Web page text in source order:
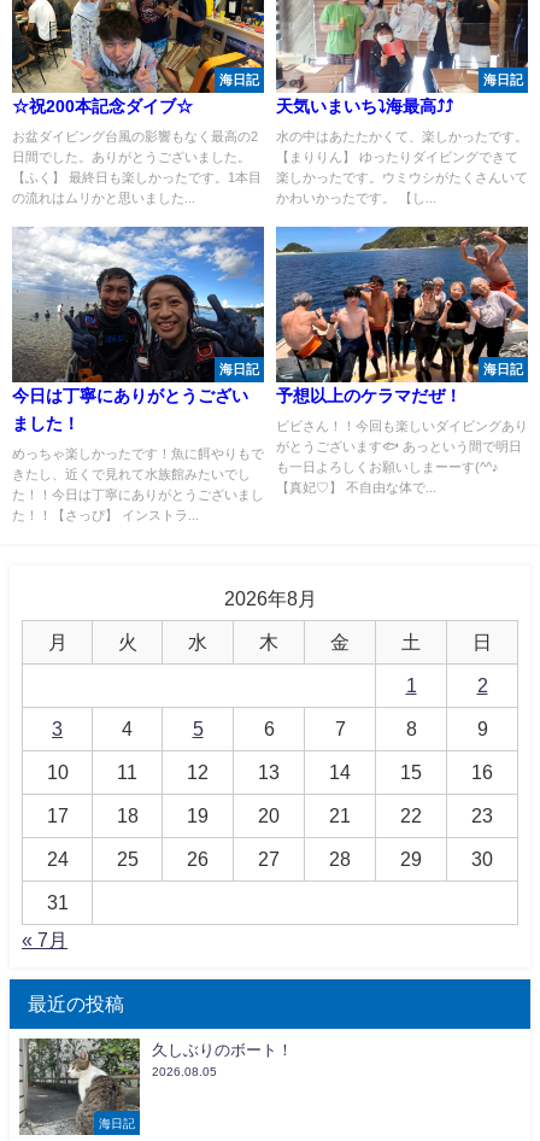
海日記
☆祝200本記念ダイブ☆
お盆ダイビング台風の影響もなく最高の2
日間でした。ありがとうございました。
【ふく】 最終日も楽しかったです。1本目
の流れはムリかと思いました...
海日記
天気いまいち⤵海最高⤴⤴
水の中はあたたかくて、楽しかったです。
【まりりん】 ゆったりダイビングできて
楽しかったです。ウミウシがたくさんいて
かわいかったです。 【し...
海日記
今日は丁寧にありがとうござい
ました！
めっちゃ楽しかったです！魚に餌やりもで
きたし、近くで見れて水族館みたいでし
た！！今日は丁寧にありがとうございまし
た！！【さっぴ】 インストラ...
海日記
予想以上のケラマだぜ！
ビビさん！！今回も楽しいダイビングあり
がとうございます🐟 あっという間で明日
も一日よろしくお願いしまーーす(^^♪
【真妃♡】 不自由な体で...
2026年8月
月 火 水 木 金 土 日
1 2
3 4 5 6 7 8 9
10 11 12 13 14 15 16
17 18 19 20 21 22 23
24 25 26 27 28 29 30
31
« 7月
最近の投稿
海日記
久しぶりのボート！
2026.08.05